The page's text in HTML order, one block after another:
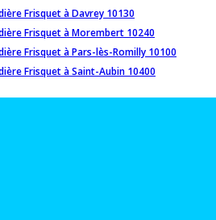
Frisquet à Davrey 10130
Frisquet à Morembert 10240
Frisquet à Pars-lès-Romilly 10100
Frisquet à Saint-Aubin 10400